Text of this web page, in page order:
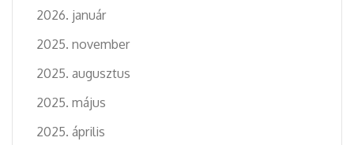
2026. január
2025. november
2025. augusztus
2025. május
2025. április